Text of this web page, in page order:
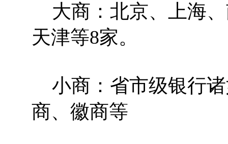
大商：北京、上海
天津等8家。
小商：省市级银行
商、徽商等